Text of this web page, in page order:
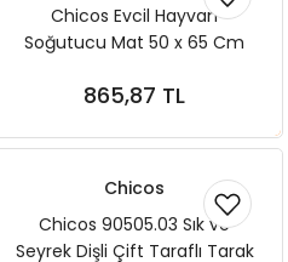
Chicos Evcil Hayvan
Soğutucu Mat 50 x 65 Cm
865,87 TL
Sepete Ekle
Chicos
Chicos 90505.03 Sık ve
Seyrek Dişli Çift Taraflı Tarak